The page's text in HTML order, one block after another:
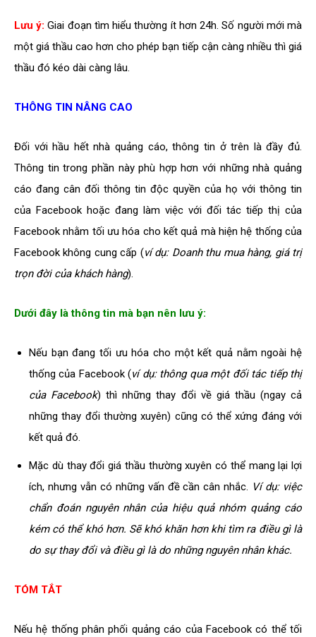
Lưu ý: Giai đoạn tìm hiểu thường ít hơn 24h. Số người mới mà
một giá thầu cao hơn cho phép bạn tiếp cận càng nhiều thì giá
thầu đó kéo dài càng lâu.
THÔNG TIN NÂNG CAO
Đối với hầu hết nhà quảng cáo, thông tin ở trên là đầy đủ.
Thông tin trong phần này phù hợp hơn với những nhà quảng
cáo đang cân đối thông tin độc quyền của họ với thông tin
của Facebook hoặc đang làm việc với đối tác tiếp thị của
Facebook nhằm tối ưu hóa cho kết quả mà hiện hệ thống của
Facebook không cung cấp (ví dụ: Doanh thu mua hàng, giá trị
trọn đời của khách hàng).
Dưới đây là thông tin mà bạn nên lưu ý:
Nếu bạn đang tối ưu hóa cho một kết quả nằm ngoài hệ
thống của Facebook (ví dụ: thông qua một đối tác tiếp thị
của Facebook) thì những thay đổi về giá thầu (ngay cả
những thay đổi thường xuyên) cũng có thể xứng đáng với
kết quả đó.
Mặc dù thay đổi giá thầu thường xuyên có thể mang lại lợi
ích, nhưng vẫn có những vấn đề cần cân nhắc. Ví dụ: việc
chẩn đoán nguyên nhân của hiệu quả nhóm quảng cáo
kém có thể khó hơn. Sẽ khó khăn hơn khi tìm ra điều gì là
do sự thay đổi và điều gì là do những nguyên nhân khác.
TÓM TẮT
Nếu hệ thống phân phối quảng cáo của Facebook có thể tối